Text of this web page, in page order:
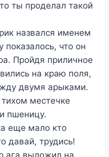
ты проделал такой
назвался именем
что он
Пройдя приличное
на краю поля,
двумя арыками.
местечке
пшеницу.
еще мало кто
давай, трудись!
ага выложил на